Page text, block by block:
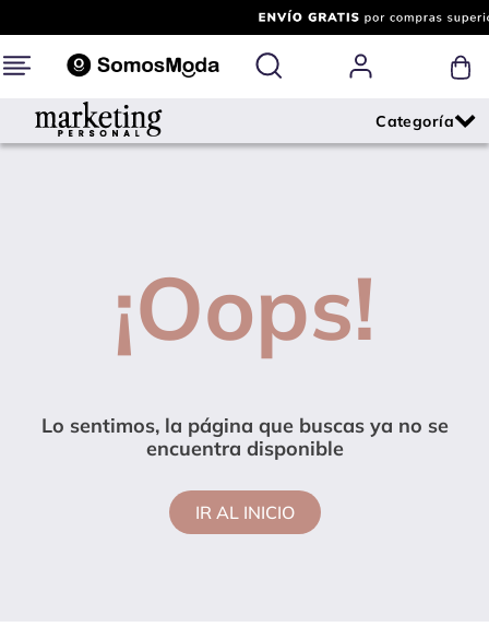
¡Oops!
Lo sentimos, la página que buscas ya no se
encuentra disponible
IR AL INICIO